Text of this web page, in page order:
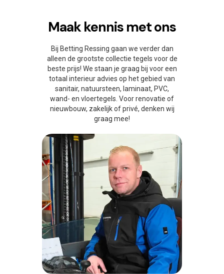
Maak kennis met ons
Bij Betting Ressing gaan we verder dan
alleen de grootste collectie tegels voor de
beste prijs! We staan je graag bij voor een
totaal interieur advies op het gebied van
sanitair, natuursteen, laminaat, PVC,
wand- en vloertegels. Voor renovatie of
nieuwbouw, zakelijk of privé, denken wij
graag mee!